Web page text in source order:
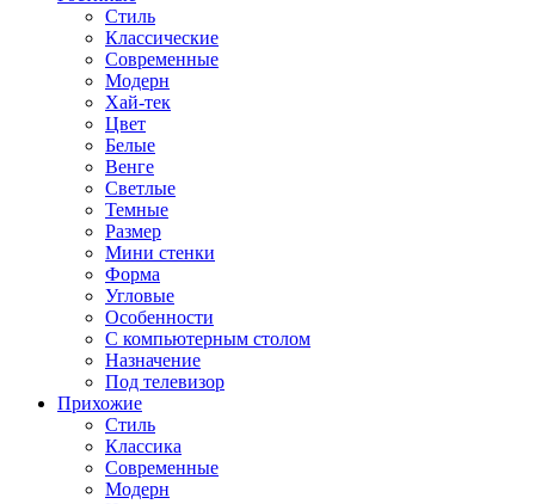
Стиль
Классические
Современные
Модерн
Хай-тек
Цвет
Белые
Венге
Светлые
Темные
Размер
Мини стенки
Форма
Угловые
Особенности
С компьютерным столом
Назначение
Под телевизор
Прихожие
Стиль
Классика
Современные
Модерн